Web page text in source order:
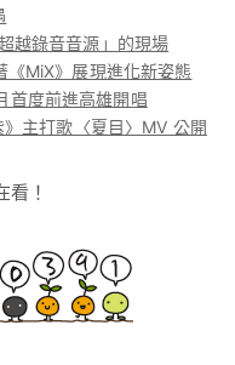
越錄音音源」的現場
MiX》展現進化新姿態
首度前進高雄開唱
主打歌〈夏目〉MV 公開
看！